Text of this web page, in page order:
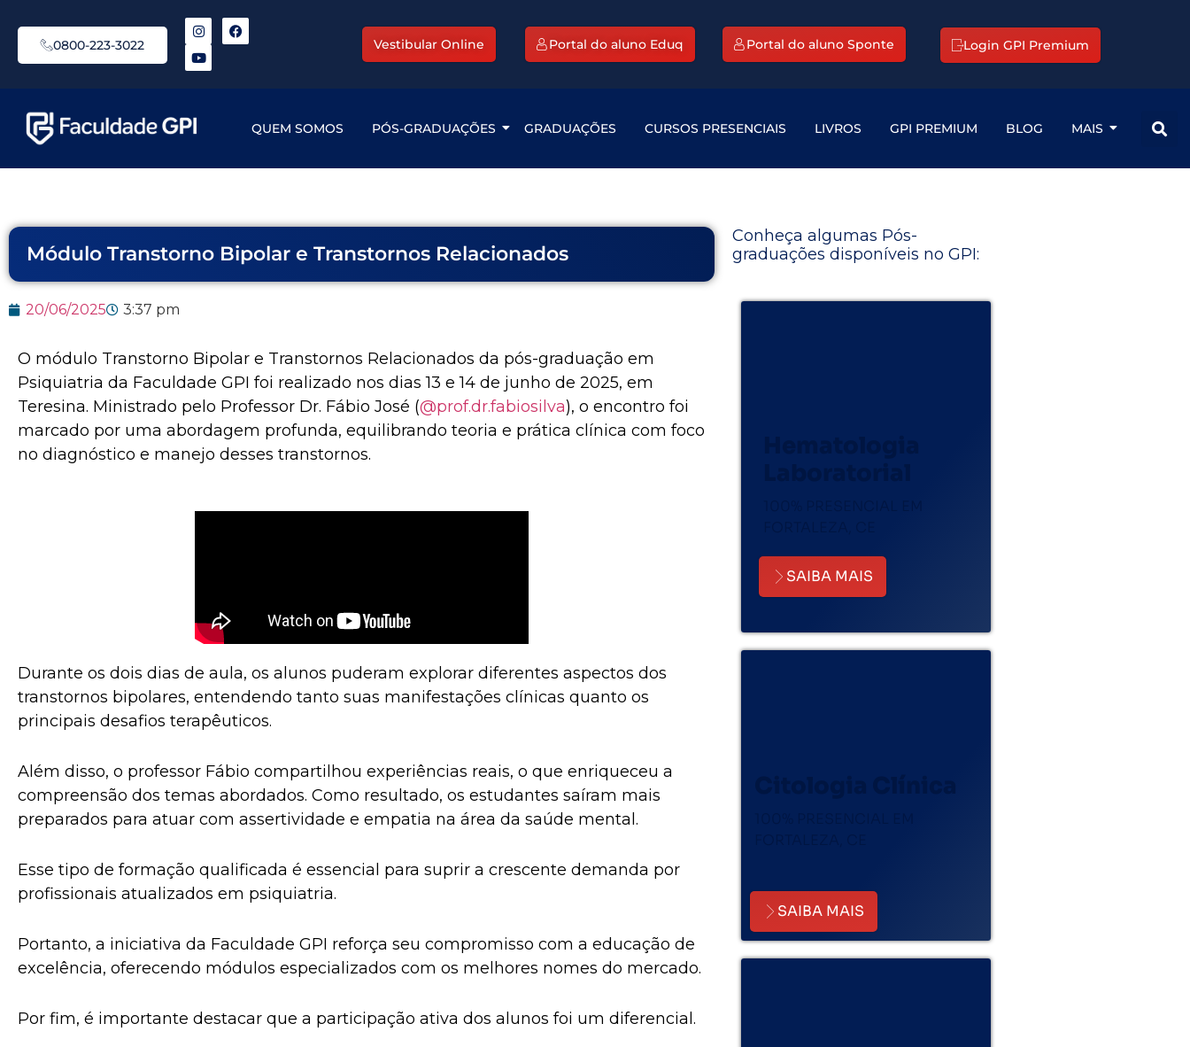
0800-223-3022 Vestibular Online Portal do aluno Eduq Portal do aluno Sponte Login GPI Premium
QUEM SOMOS PÓS-GRADUAÇÕES GRADUAÇÕES CURSOS PRESENCIAIS LIVROS GPI PREMIUM BLOG MAIS
Módulo Transtorno Bipolar e Transtornos Relacionados
20/06/2025 3:37 pm
O módulo Transtorno Bipolar e Transtornos Relacionados da pós-graduação em
Psiquiatria da Faculdade GPI foi realizado nos dias 13 e 14 de junho de 2025, em
Teresina. Ministrado pelo Professor Dr. Fábio José (@prof.dr.fabiosilva), o encontro foi
marcado por uma abordagem profunda, equilibrando teoria e prática clínica com foco
no diagnóstico e manejo desses transtornos.
Durante os dois dias de aula, os alunos puderam explorar diferentes aspectos dos
transtornos bipolares, entendendo tanto suas manifestações clínicas quanto os
principais desafios terapêuticos.
Além disso, o professor Fábio compartilhou experiências reais, o que enriqueceu a
compreensão dos temas abordados. Como resultado, os estudantes saíram mais
preparados para atuar com assertividade e empatia na área da saúde mental.
Esse tipo de formação qualificada é essencial para suprir a crescente demanda por
profissionais atualizados em psiquiatria.
Portanto, a iniciativa da Faculdade GPI reforça seu compromisso com a educação de
excelência, oferecendo módulos especializados com os melhores nomes do mercado.
Por fim, é importante destacar que a participação ativa dos alunos foi um diferencial.
Conheça algumas Pós-
graduações disponíveis no GPI:
SAIBA MAIS
SAIBA MAIS